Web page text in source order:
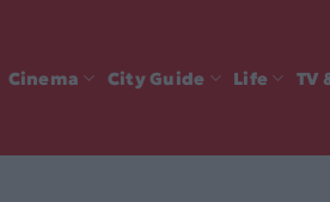
Cinema City Guide Life TV